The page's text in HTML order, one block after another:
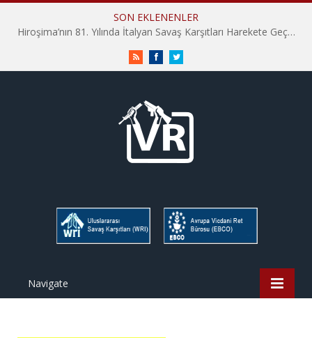
SON EKLENENLER
Hiroşima’nın 81. Yılında İtalyan Savaş Karşıtları Harekete Geçti: “Hatırlamak yeterli değil”
RSS FacebookTwitter
Navigate